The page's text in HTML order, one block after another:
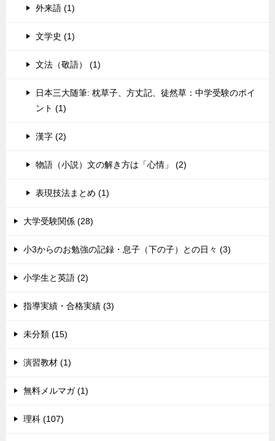
外来語 (1)
文学史 (1)
文法（敬語） (1)
日本三大随筆: 枕草子、方丈記、徒然草：中学受験のポイ
ント (1)
漢字 (2)
物語（小説）文の解き方は「心情」 (2)
表現技法まとめ (1)
大学受験関係 (28)
小3からのお勉強の記録・息子（下の子）との日々 (3)
小学生と英語 (2)
指導実績・合格実績 (3)
未分類 (15)
演習教材 (1)
無料メルマガ (1)
理科 (107)